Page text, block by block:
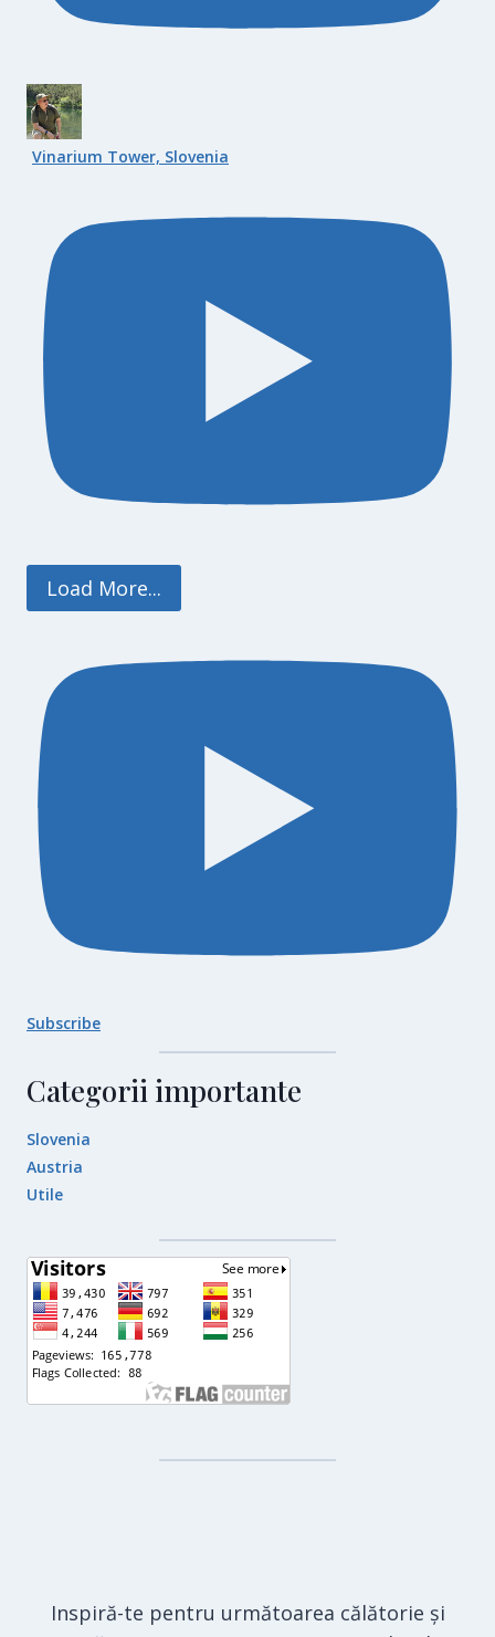
Vinarium Tower, Slovenia
Load More...
Subscribe
Categorii importante
Slovenia
Austria
Utile
Inspiră-te pentru următoarea călătorie și